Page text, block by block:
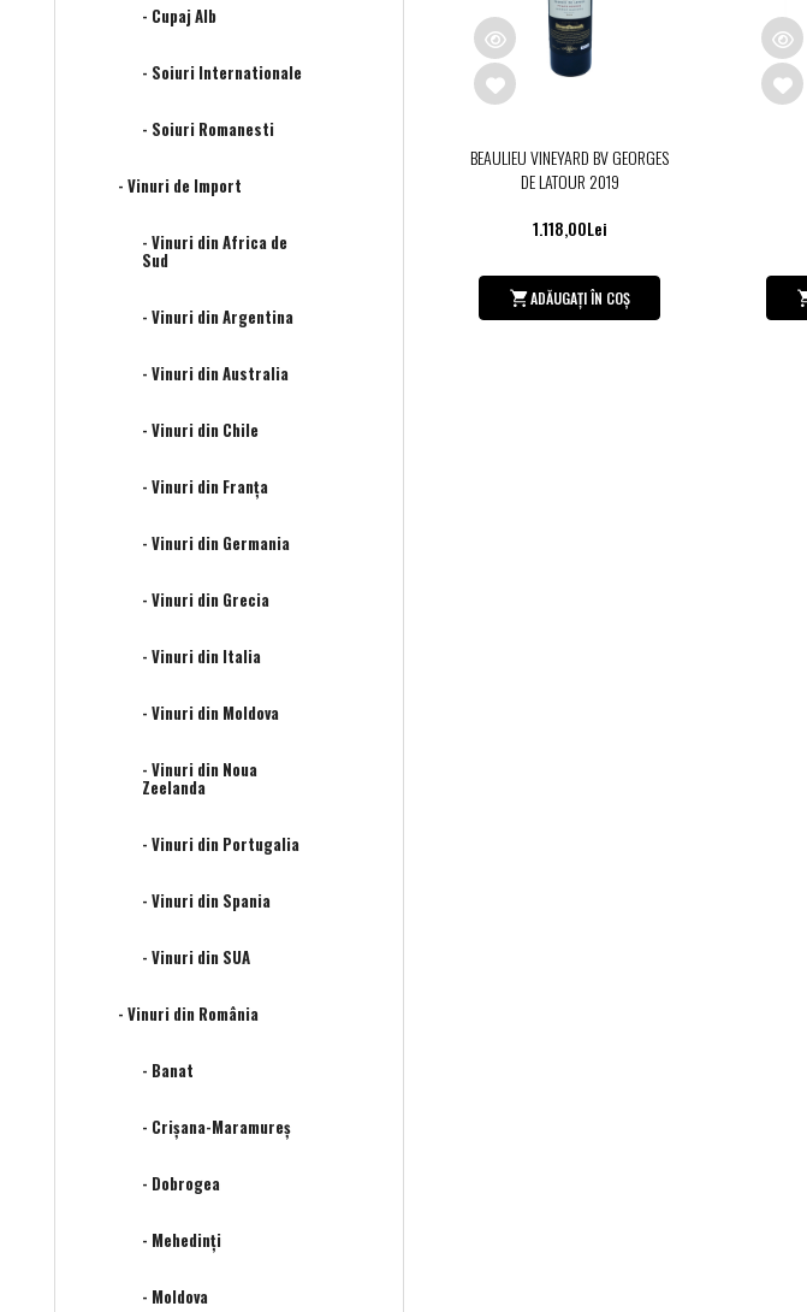
- Cupaj Alb
- Soiuri Internationale
- Soiuri Romanesti
- Vinuri de Import
- Vinuri din Africa de
Sud
- Vinuri din Argentina
- Vinuri din Australia
- Vinuri din Chile
- Vinuri din Franța
- Vinuri din Germania
- Vinuri din Grecia
- Vinuri din Italia
- Vinuri din Moldova
- Vinuri din Noua
Zeelanda
- Vinuri din Portugalia
- Vinuri din Spania
- Vinuri din SUA
- Vinuri din România
- Banat
- Crișana-Maramureș
- Dobrogea
- Mehedinţi
- Moldova
BEAULIEU VINEYARD BV GEORGES
DE LATOUR 2019
1.118,00Lei
ADĂUGAȚI ÎN COȘ